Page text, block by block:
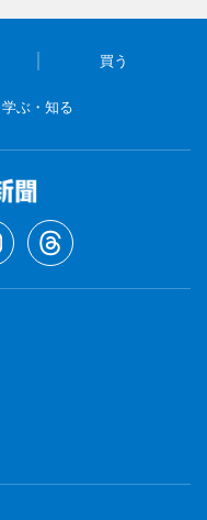
買う
学ぶ・知る